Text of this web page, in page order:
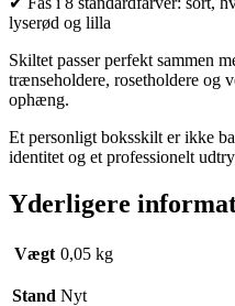
lyserød og lilla
Skiltet passer perfekt sammen
trænseholdere, rosetholdere og
ophæng.
Et personligt boksskilt er ikke
identitet og et professionelt
Yderligere
Vægt 0,05 kg
Stand Nyt